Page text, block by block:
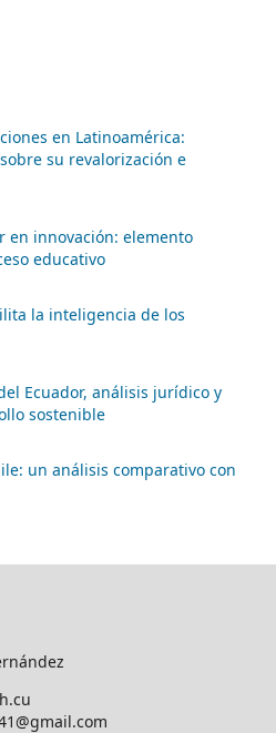
en Latinoamérica:
su revalorización e
en innovación: elemento
educativo
la inteligencia de los
Ecuador, análisis jurídico y
sostenible
un análisis comparativo con